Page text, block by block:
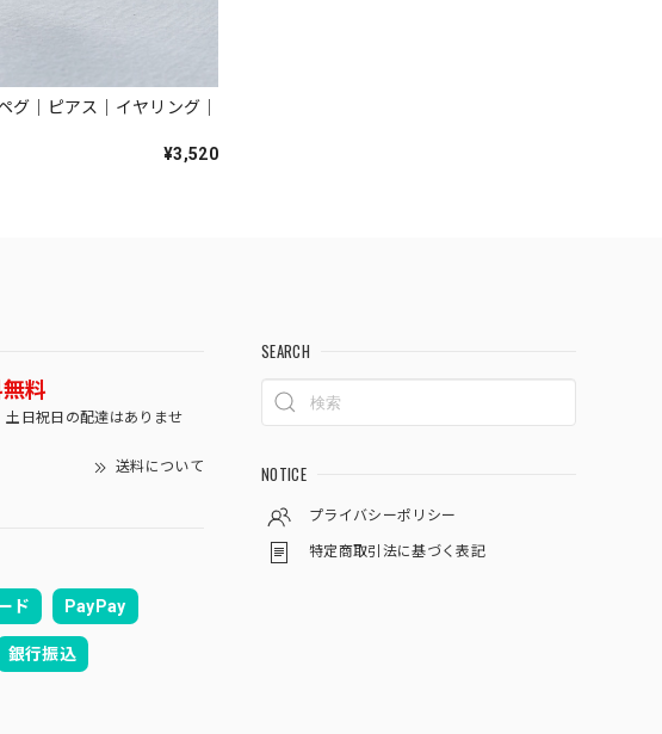
グ｜ピアス｜イヤリング｜
¥3,520
料
土日祝日の配達はありませ
送料について
ド PayPay
銀行振込
SEARCH
NOTICE
プライバシーポリシー
特定商取引法に基づく表記